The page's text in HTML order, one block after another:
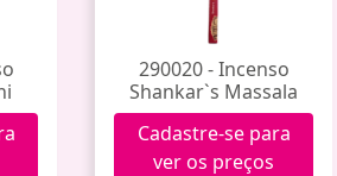
290020 - Incenso
Shankar`s Massala
Cadastre-se para
ver os preços